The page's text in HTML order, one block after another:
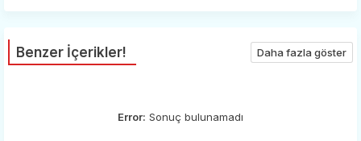
Benzer İçerikler! Daha fazla göster
Error: Sonuç bulunamadı